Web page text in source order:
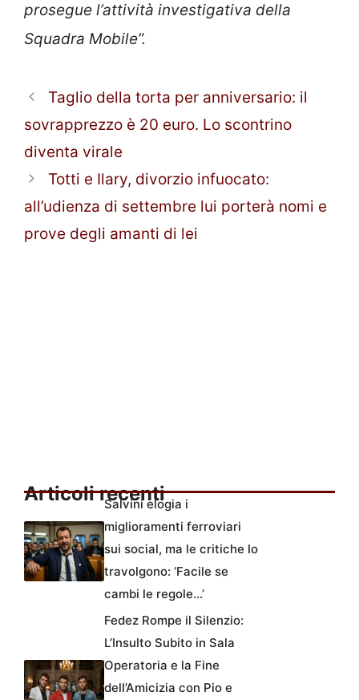
prosegue l’attività investigativa della
Squadra Mobile”.
Taglio della torta per anniversario: il
sovrapprezzo è 20 euro. Lo scontrino
diventa virale
Totti e Ilary, divorzio infuocato:
all’udienza di settembre lui porterà nomi e
prove degli amanti di lei
Articoli recenti
Salvini elogia i
miglioramenti ferroviari
sui social, ma le critiche lo
travolgono: ‘Facile se
cambi le regole…’
Fedez Rompe il Silenzio:
L’Insulto Subito in Sala
Operatoria e la Fine
dell’Amicizia con Pio e